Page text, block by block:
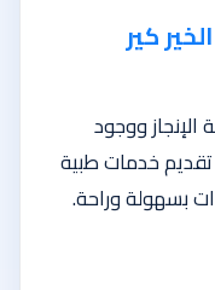
كير
ووجود
خدمات طبية
بسهولة وراحة.